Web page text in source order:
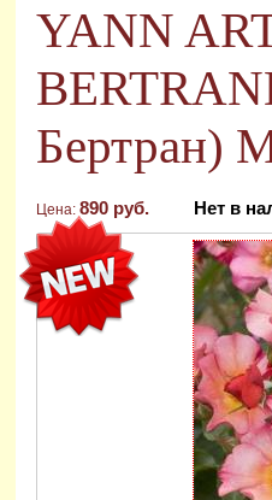
YANN
Бертран)
Цена: 890 руб. Нет в